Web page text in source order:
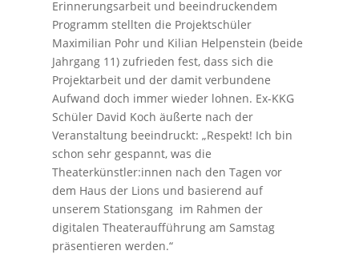
Erinnerungsarbeit und beeindruckendem
Programm stellten die Projektschüler
Maximilian Pohr und Kilian Helpenstein (beide
Jahrgang 11) zufrieden fest, dass sich die
Projektarbeit und der damit verbundene
Aufwand doch immer wieder lohnen. Ex-KKG
Schüler David Koch äußerte nach der
Veranstaltung beeindruckt: „Respekt! Ich bin
schon sehr gespannt, was die
Theaterkünstler:innen nach den Tagen vor
dem Haus der Lions und basierend auf
unserem Stationsgang im Rahmen der
digitalen Theateraufführung am Samstag
präsentieren werden.“